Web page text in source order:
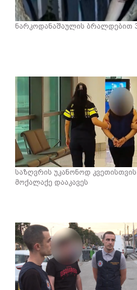
ნარკოდანაშაულის ბრალდებით 3
საზღვრის უკანონოდ კვეთისთვის
მოქალაქე დააკავეს